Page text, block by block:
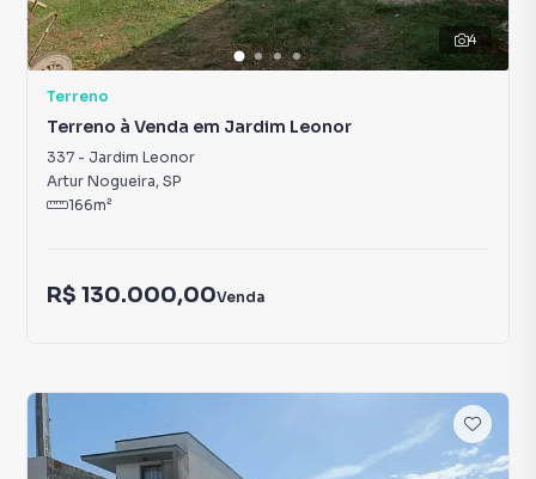
4
Terreno
Terreno à Venda em Jardim Leonor
337 - Jardim Leonor
Artur Nogueira, SP
166m²
R$ 130.000,00Venda